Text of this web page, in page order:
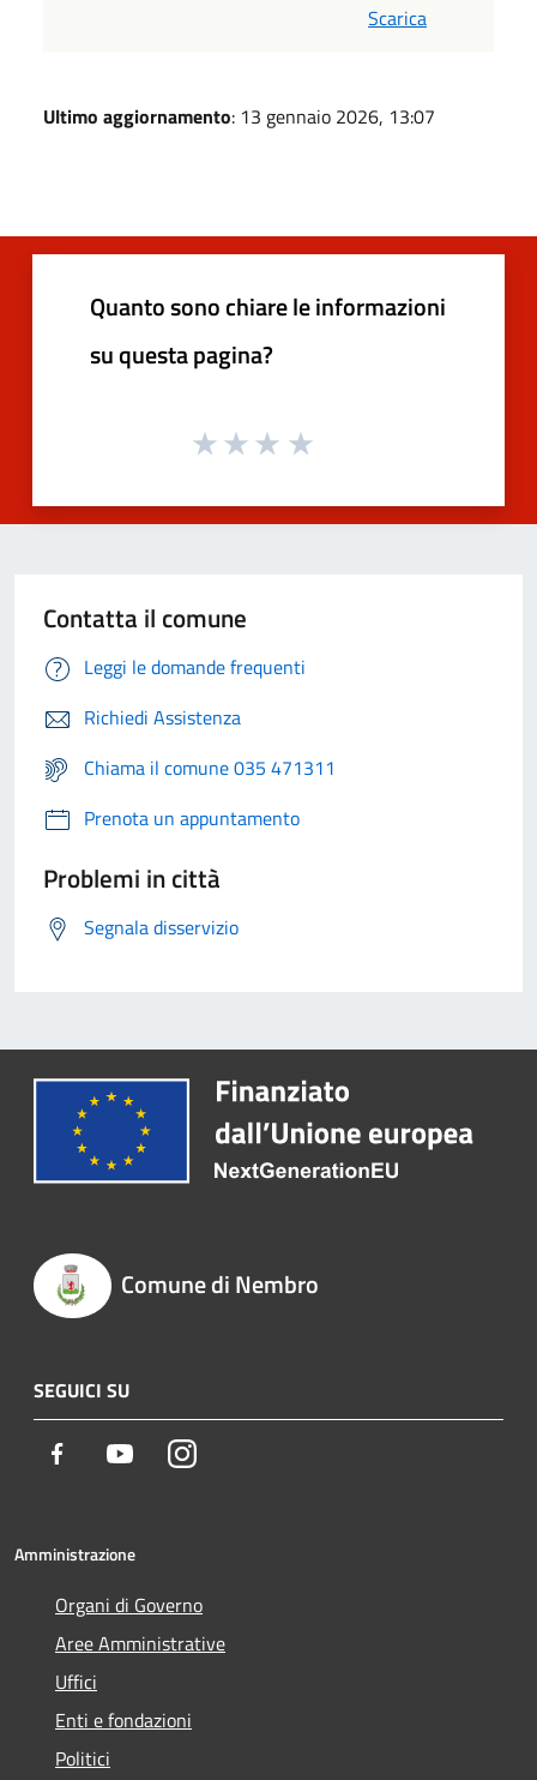
Scarica
Ultimo aggiornamento: 13 gennaio 2026, 13:07
Quanto sono chiare le informazioni
su questa pagina?
Contatta il comune
Leggi le domande frequenti
Richiedi Assistenza
Chiama il comune 035 471311
Prenota un appuntamento
Problemi in città
Segnala disservizio
Comune di Nembro
SEGUICI SU
Facebook YoutubeInstagram
Amministrazione
Organi di Governo
Aree Amministrative
Uffici
Enti e fondazioni
Politici